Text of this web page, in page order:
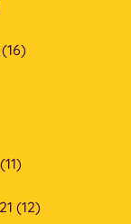
(12)